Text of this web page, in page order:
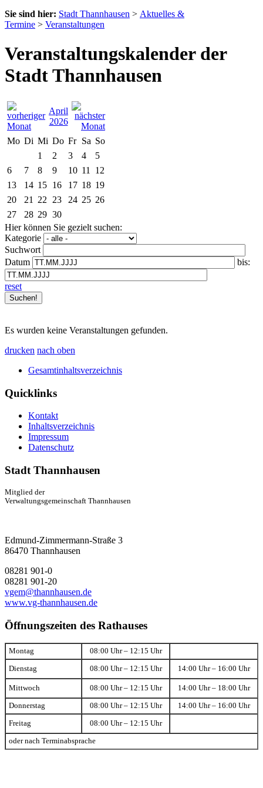
Sie sind hier: Stadt Thannhausen > Aktuelles &
Termine > Veranstaltungen
Veranstaltungskalender der
Stadt Thannhausen
April
2026
Mo Di Mi Do Fr Sa So
1
2 3 4
5
6
7 8 9 10 11
12
13
14 15 16 17 18 19
20
21 22 23 24 25 26
27
28 29 30
Hier können Sie gezielt suchen:
Kategorie
Suchwort
Datum
bis:
reset
Es wurden keine Veranstaltungen gefunden.
drucken nach oben
Gesamtinhaltsverzeichnis
Quicklinks
Kontakt
Inhaltsverzeichnis
Impressum
Datenschutz
Stadt Thannhausen
Mitglied der
Verwaltungsgemeinschaft Thannhausen
Edmund-Zimmermann-Straße 3
86470 Thannhausen
08281 901-0
08281 901-20
vgem@thannhausen.de
www.vg-thannhausen.de
Öffnungszeiten des Rathauses
Montag 08:00 Uhr – 12:15 Uhr
Dienstag 08:00 Uhr – 12:15 Uhr 14:00 Uhr – 16:00 Uhr
Mittwoch 08:00 Uhr – 12:15 Uhr 14:00 Uhr – 18:00 Uhr
Donnerstag 08:00 Uhr – 12:15 Uhr 14:00 Uhr – 16:00 Uhr
Freitag 08:00 Uhr – 12:15 Uhr
oder nach Terminabsprache